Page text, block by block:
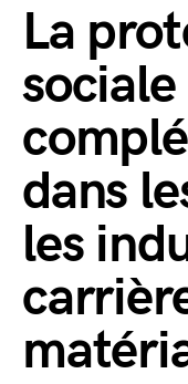
La
sociale
dans
les